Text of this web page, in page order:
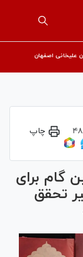
علیخانی اصفهان
چاپ
گام برای
تحقق